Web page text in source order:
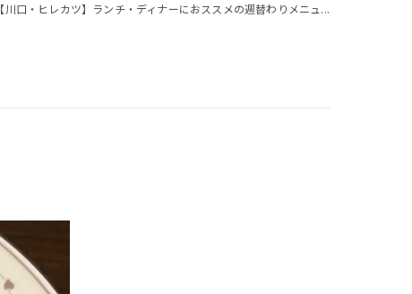
【川口・ヒレカツ】ランチ・ディナーにおススメの週替わりメニュ...